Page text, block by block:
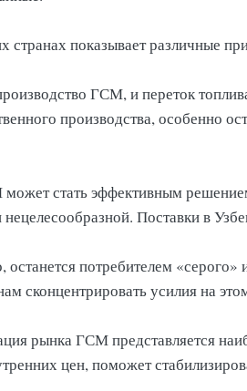
странах показывает различные
ГСМ, и переток
производства, особенно
стать эффективным
Поставки в
потребителем
сконцентрировать усилия на
рынка ГСМ представляется
цен, поможет